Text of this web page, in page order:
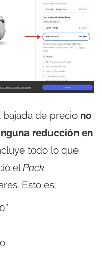
bajada de precio no
reducción en
todo lo que
elPack
Esto es: